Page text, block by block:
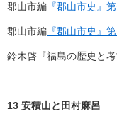
郡山市編 『郡山市史』
郡山市編 『郡山市史』
鈴木啓『福島の歴史と
13 安積山と田村麻呂